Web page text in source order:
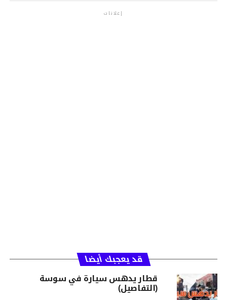
إعلانات
قد يعجبك أيضا
قطار يدهس سيارة في سوسة
(التفاصيل)